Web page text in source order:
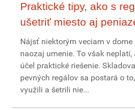
Praktické tipy, ako s
ušetriť miesto aj
Nájsť niektorým veciam v dome
naozaj umenie. To však
účel praktické riešenie.
pevných regálov sa postará o
využili a šetrili nie...